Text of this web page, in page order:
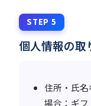
STEP 5
個人情報の取
住所・氏
場合：ギ